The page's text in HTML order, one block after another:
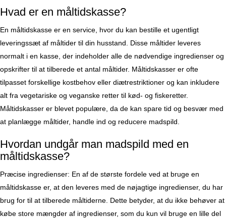
Hvad er en måltidskasse?
En måltidskasse er en service, hvor du kan bestille et ugentligt
leveringssæt af måltider til din husstand. Disse måltider leveres
normalt i en kasse, der indeholder alle de nødvendige ingredienser og
opskrifter til at tilberede et antal måltider. Måltidskasser er ofte
tilpasset forskellige kostbehov eller diætrestriktioner og kan inkludere
alt fra vegetariske og veganske retter til kød- og fiskeretter.
Måltidskasser er blevet populære, da de kan spare tid og besvær med
at planlægge måltider, handle ind og reducere madspild.
Hvordan undgår man madspild med en
måltidskasse?
Præcise ingredienser: En af de største fordele ved at bruge en
måltidskasse er, at den leveres med de nøjagtige ingredienser, du har
brug for til at tilberede måltiderne. Dette betyder, at du ikke behøver at
købe store mængder af ingredienser, som du kun vil bruge en lille del